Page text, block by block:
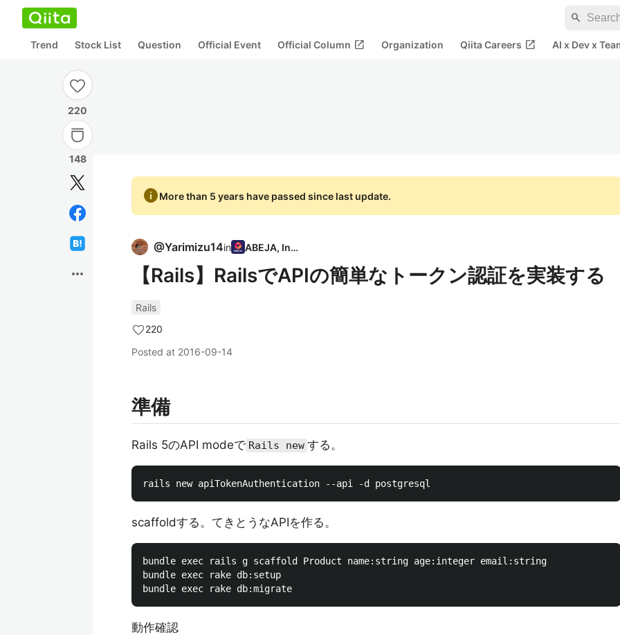
search
Trend Stock List Question Official Event Official Column open_in_new Organization Qiita Careers open_in_new AI x Dev x
220
148
more_horiz
infoMore than 5 years have passed since last update.
@Yarimizu14in ABEJA, Inc.
【Rails】RailsでAPIの簡単なトークン認証を実装する
Rails
220
Posted at 2016-09-14
準備
Rails 5のAPI modeで Rails new する。
scaffoldする。てきとうなAPIを作る。
bundle exec rails g scaffold Product name:string age:integer email:string
bundle exec rake db:setup
動作確認